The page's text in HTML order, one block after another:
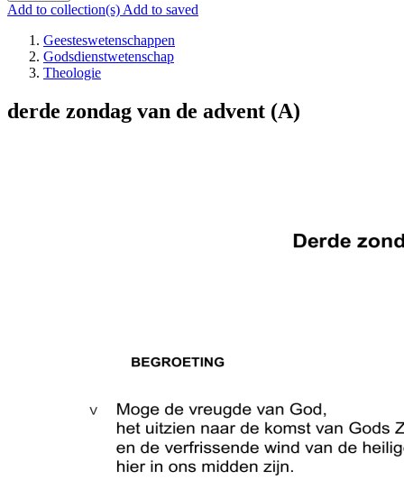
Add to collection(s) Add to saved
Geesteswetenschappen
Godsdienstwetenschap
Theologie
derde zondag van de advent (A)